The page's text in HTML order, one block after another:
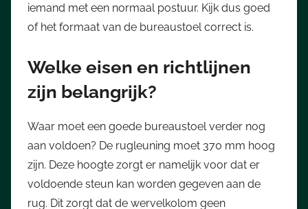
iemand met een normaal postuur. Kijk dus goed
of het formaat van de bureaustoel correct is.
Welke eisen en richtlijnen
zijn belangrijk?
Waar moet een goede bureaustoel verder nog
aan voldoen? De rugleuning moet 370 mm hoog
zijn. Deze hoogte zorgt er namelijk voor dat er
voldoende steun kan worden gegeven aan de
rug. Dit zorgt dat de wervelkolom geen